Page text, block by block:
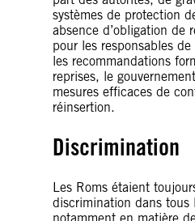
systèmes de protection
absence d’obligation de
pour les responsables
les recommandations
reprises, le
mesures efficaces de
réinsertion.
Discrimination
Les Roms étaient
discrimination dans tous
notamment en matière